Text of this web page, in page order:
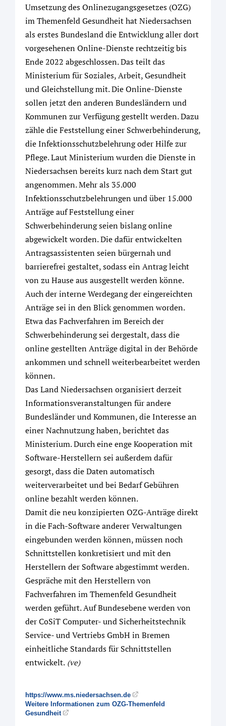
Umsetzung des Onlinezugangsgesetzes (OZG)
im Themenfeld Gesundheit hat Niedersachsen
als erstes Bundesland die Entwicklung aller dort
vorgesehenen Online-Dienste rechtzeitig bis
Ende 2022 abgeschlossen. Das teilt das
Ministerium für Soziales, Arbeit, Gesundheit
und Gleichstellung mit. Die Online-Dienste
sollen jetzt den anderen Bundesländern und
Kommunen zur Verfügung gestellt werden. Dazu
zähle die Feststellung einer Schwerbehinderung,
die Infektionsschutzbelehrung oder Hilfe zur
Pflege. Laut Ministerium wurden die Dienste in
Niedersachsen bereits kurz nach dem Start gut
angenommen. Mehr als 35.000
Infektionsschutzbelehrungen und über 15.000
Anträge auf Feststellung einer
Schwerbehinderung seien bislang online
abgewickelt worden. Die dafür entwickelten
Antragsassistenten seien bürgernah und
barrierefrei gestaltet, sodass ein Antrag leicht
von zu Hause aus ausgestellt werden könne.
Auch der interne Werdegang der eingereichten
Anträge sei in den Blick genommen worden.
Etwa das Fachverfahren im Bereich der
Schwerbehinderung sei dergestalt, dass die
online gestellten Anträge digital in der Behörde
ankommen und schnell weiterbearbeitet werden
können.
Das Land Niedersachsen organisiert derzeit
Informationsveranstaltungen für andere
Bundesländer und Kommunen, die Interesse an
einer Nachnutzung haben, berichtet das
Ministerium. Durch eine enge Kooperation mit
Software-Herstellern sei außerdem dafür
gesorgt, dass die Daten automatisch
weiterverarbeitet und bei Bedarf Gebühren
online bezahlt werden können.
Damit die neu konzipierten OZG-Anträge direkt
in die Fach-Software anderer Verwaltungen
eingebunden werden können, müssen noch
Schnittstellen konkretisiert und mit den
Herstellern der Software abgestimmt werden.
Gespräche mit den Herstellern von
Fachverfahren im Themenfeld Gesundheit
werden geführt. Auf Bundesebene werden von
der CoSiT Computer- und Sicherheitstechnik
Service- und Vertriebs GmbH in Bremen
einheitliche Standards für Schnittstellen
entwickelt. (ve)
https://www.ms.niedersachsen.de
Weitere Informationen zum OZG-Themenfeld
Gesundheit